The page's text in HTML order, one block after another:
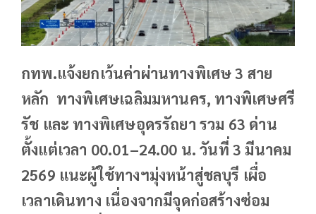
กทพ.แจ้งยกเว้นค่าผ่านทางพิเศษ 3 สาย
หลัก ทางพิเศษเฉลิมมหานคร, ทางพิเศษศรี
รัช และ ทางพิเศษอุดรรัถยา รวม 63 ด่าน
ตั้งแต่เวลา 00.01–24.00 น. วันที่ 3 มีนาคม
2569 แนะผู้ใช้ทางฯมุ่งหน้าสู่ชลบุรี เผื่อ
เวลาเดินทาง เนื่องจากมีจุดก่อสร้างซ่อม